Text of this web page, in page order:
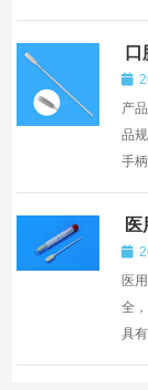
筒
产
品
手
医
全
具